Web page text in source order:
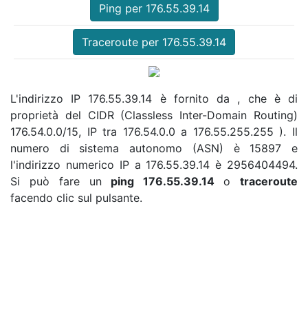
Ping per 176.55.39.14
Traceroute per 176.55.39.14
L'indirizzo IP 176.55.39.14 è fornito da , che è di
proprietà del CIDR (Classless Inter-Domain Routing)
176.54.0.0/15, IP tra 176.54.0.0 a 176.55.255.255 ). Il
numero di sistema autonomo (ASN) è 15897 e
l'indirizzo numerico IP a 176.55.39.14 è 2956404494.
Si può fare un ping 176.55.39.14otraceroute
facendo clic sul pulsante.